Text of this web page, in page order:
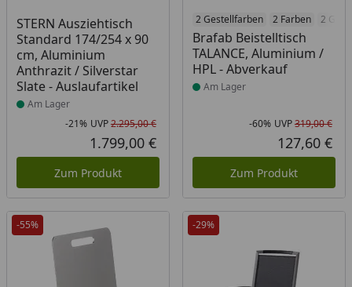
STERN Ausziehtisch
Standard 174/254 x 90
cm, Aluminium
Anthrazit / Silverstar
Slate - Auslaufartikel
Produkt am Lager
Am Lager
Rabatt in Prozent
-21%
Ursprünglicher Preis
UVP2.295,00 €
Aktueller Preis
1.799,00 €
Zum Produkt
2 Gestellfarben 2 Farben 2
Brafab Beistelltisch
TALANCE, Aluminium /
HPL - Abverkauf
Produkt am Lager
Am Lager
-60% UVP319,00 €
127,60 €
Zum Produkt
-55% -29%